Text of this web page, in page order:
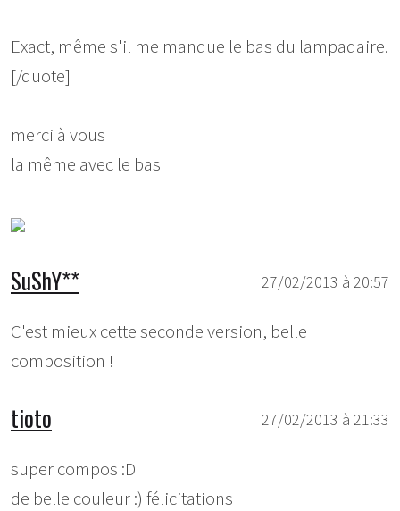
Exact, même s'il me manque le bas du lampadaire.
[/quote]
merci à vous
la même avec le bas
27/02/2013 à 20:57
SuShY**
C'est mieux cette seconde version, belle
composition !
27/02/2013 à 21:33
tioto
super compos :D
de belle couleur :) félicitations